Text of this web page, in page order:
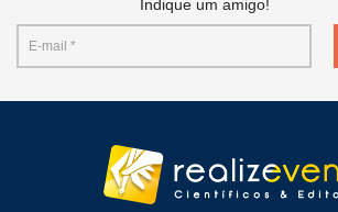
Indique um amigo!